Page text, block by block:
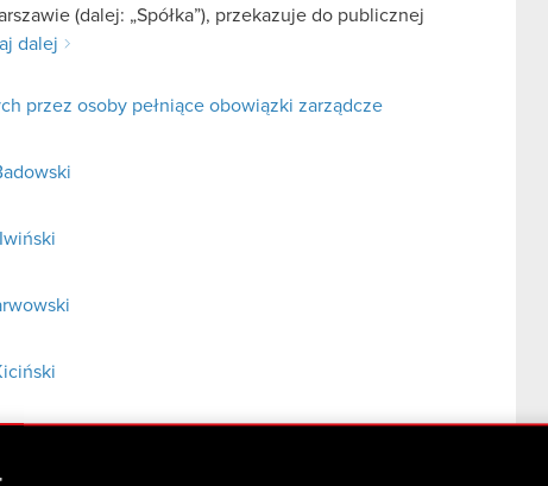
(dalej: „Spółka”), przekazuje do publicznej
dalej
przez osoby pełniące obowiązki zarządcze